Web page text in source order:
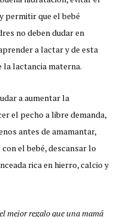
permitir que el bebé
no deben dudar en
a lactar y de esta
la lactancia materna.
a aumentar la
el pecho a libre demanda,
antes de amamantar,
el bebé, descansar lo
rica en hierro, calcio y
mejor regalo que una mamá